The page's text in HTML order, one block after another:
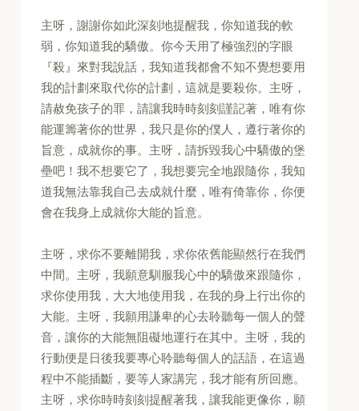
主呀，謝謝你如此深刻地提醒我，你知道我的軟
弱，你知道我的驕傲。你今天用了極強烈的字眼
『殺』來對我說話，我知道我都會不知不覺想要用
我的計劃來取代你的計劃，這就是要殺你。主呀，
請赦免孩子的罪，請讓我時時刻刻謹記著，唯有你
能運籌著你的世界，我只是你的僕人，遵行著你的
旨意，成就你的事。主呀，請拆毀我心中驕傲的堡
壘吧！我不想要它了，我想要完全地跟隨你，我知
道我無法靠我自己去成就什麼，唯有倚靠你，你便
會在我身上成就你大能的旨意。
主呀，求你不要離開我，求你依舊能顯然行在我們
中間。主呀，我願意馴服我心中的驕傲來跟隨你，
求你使用我，大大地使用我，在我的身上行出你的
大能。主呀，我願用謙卑的心去聆聽每一個人的聲
音，讓你的大能無阻礙地運行在其中。主呀，我的
行動便是日後我要專心聆聽每個人的話語，在這過
程中不能插斷，要等人家講完，我才能有所回應。
主呀，求你時時刻刻提醒著我，讓我能更像你，願